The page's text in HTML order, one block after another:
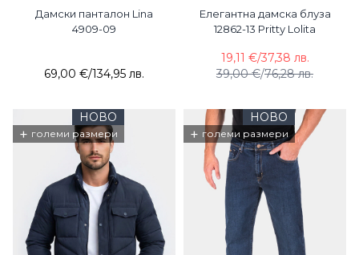
Дамски панталон Lina
4909-09
69,00 €/134,95 лв.
Елегантна дамска блуза
12862-13 Pritty Lolita
39,00 €/76,28 лв.
19,11 €/37,38 лв.
НОВО
+ големи размери
НОВО
+ големи размери